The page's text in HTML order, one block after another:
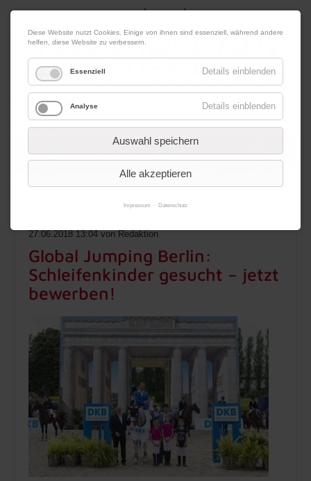
07. August 2026 Impressum|Kontakt|Datenschutz
Werbung
27.06.2018 13:04 von Redaktion
Global Jumping Berlin:
Schleifenkinder gesucht – jetzt
bewerben!
Diese Website nutzt Cookies. Einige von ihnen sind essenziell, während andere
helfen, diese Website zu verbessern.
Essenziell Details einblenden
Analyse Details einblenden
Auswahl speichern
Alle akzeptieren
Impressum Datenschutz